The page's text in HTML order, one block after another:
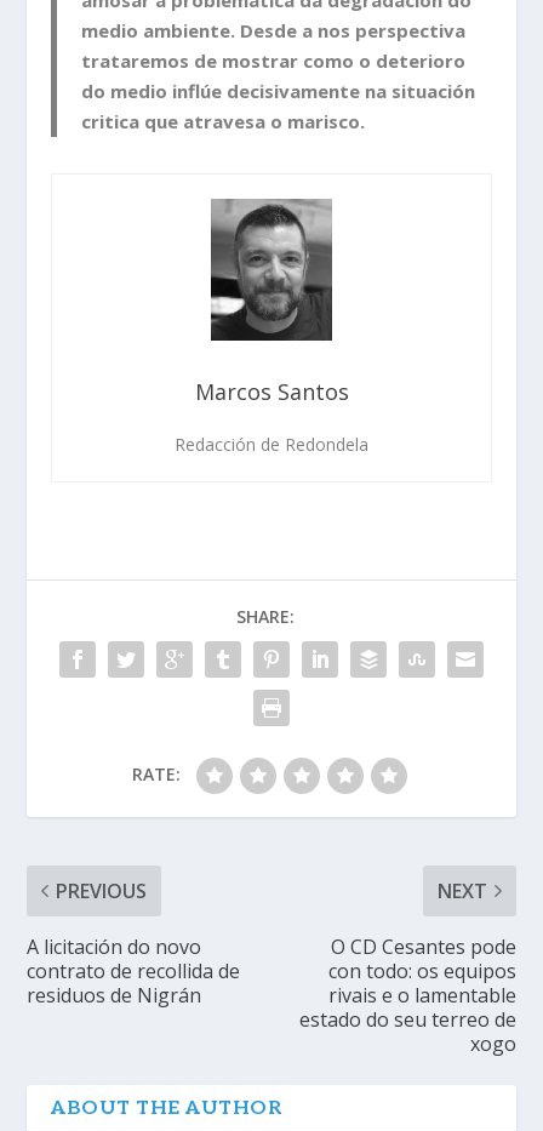
medio ambiente. Desde a nos perspectiva
trataremos de mostrar como o deterioro
do medio inflúe decisivamente na situación
critica que atravesa o marisco.
Marcos Santos
Redacción de Redondela
SHARE:
RATE:
PREVIOUS
A licitación do novo
contrato de recollida de
residuos de Nigrán
NEXT
O CD Cesantes pode
con todo: os equipos
rivais e o lamentable
estado do seu terreo de
xogo
ABOUT THE AUTHOR